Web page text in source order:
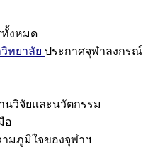
ทั้งหมด
ทยาลัย ประกาศจุฬาลงกรณ์
นวิจัยและนวัตกรรม
อ
ามภูมิใจของจุฬาฯ